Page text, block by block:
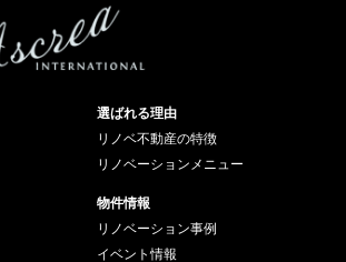
選ばれる理由
リノベ不動産の特徴
リノベーションメニュー
物件情報
リノベーション事例
イベント情報